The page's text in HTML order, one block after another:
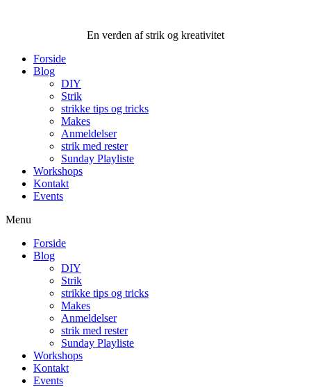
En verden af strik og kreativitet
Forside
Blog
DIY
Strik
strikke tips og tricks
Makes
Anmeldelser
strik med rester
Sunday Playliste
Workshops
Kontakt
Events
Menu
Forside
Blog
DIY
Strik
strikke tips og tricks
Makes
Anmeldelser
strik med rester
Sunday Playliste
Workshops
Kontakt
Events